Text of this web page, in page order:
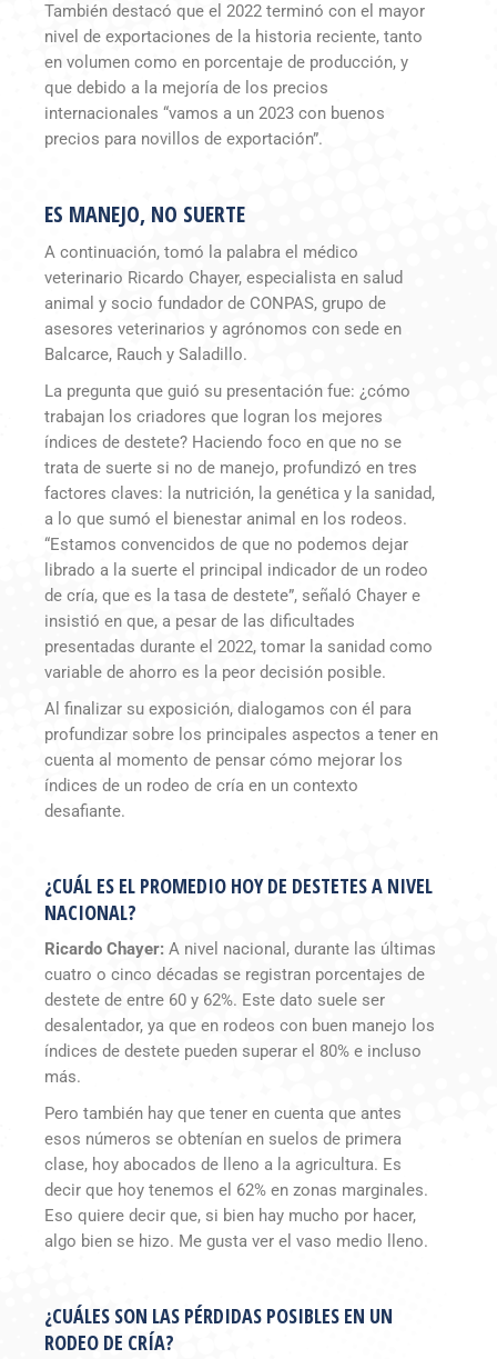
También destacó que el 2022 terminó con el mayor
nivel de exportaciones de la historia reciente, tanto
en volumen como en porcentaje de producción, y
que debido a la mejoría de los precios
internacionales “vamos a un 2023 con buenos
precios para novillos de exportación”.
ES MANEJO, NO SUERTE
A continuación, tomó la palabra el médico
veterinario Ricardo Chayer, especialista en salud
animal y socio fundador de CONPAS, grupo de
asesores veterinarios y agrónomos con sede en
Balcarce, Rauch y Saladillo.
La pregunta que guió su presentación fue: ¿cómo
trabajan los criadores que logran los mejores
índices de destete? Haciendo foco en que no se
trata de suerte si no de manejo, profundizó en tres
factores claves: la nutrición, la genética y la sanidad,
a lo que sumó el bienestar animal en los rodeos.
“Estamos convencidos de que no podemos dejar
librado a la suerte el principal indicador de un rodeo
de cría, que es la tasa de destete”, señaló Chayer e
insistió en que, a pesar de las dificultades
presentadas durante el 2022, tomar la sanidad como
variable de ahorro es la peor decisión posible.
Al finalizar su exposición, dialogamos con él para
profundizar sobre los principales aspectos a tener en
cuenta al momento de pensar cómo mejorar los
índices de un rodeo de cría en un contexto
desafiante.
¿CUÁL ES EL PROMEDIO HOY DE DESTETES A NIVEL
NACIONAL?
Ricardo Chayer: A nivel nacional, durante las últimas
cuatro o cinco décadas se registran porcentajes de
destete de entre 60 y 62%. Este dato suele ser
desalentador, ya que en rodeos con buen manejo los
índices de destete pueden superar el 80% e incluso
más.
Pero también hay que tener en cuenta que antes
esos números se obtenían en suelos de primera
clase, hoy abocados de lleno a la agricultura. Es
decir que hoy tenemos el 62% en zonas marginales.
Eso quiere decir que, si bien hay mucho por hacer,
algo bien se hizo. Me gusta ver el vaso medio lleno.
¿CUÁLES SON LAS PÉRDIDAS POSIBLES EN UN
RODEO DE CRÍA?